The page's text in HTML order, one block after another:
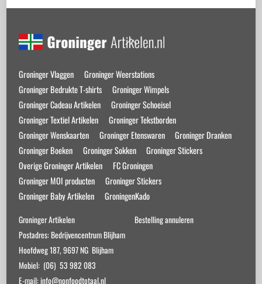
Back
Top
Groninger Vlaggen
Groninger Weerstations
Groninger Bedrukte T-shirts
Groninger Wimpels
Groninger Cadeau Artikelen
Groninger Schoeisel
Groninger Textiel Artikelen
Groninger Tekstborden
Groninger Wenskaarten
Groninger Etenswaren
Groninger Dranken
Groninger Boeken
Groninger Sokken
Groninger Stickers
Overige Groninger Artikelen
FC Groningen
Groninger MOI producten
Groninger Stickers
Groninger Baby Artikelen
GroningenKado
Groninger Artikelen
Postadres: Bedrijvencentrum Blijham
Hoofdweg 187, 9697 NG Blijham
Mobiel: (06) 53 982 083
E-mail: info@nonfoodtotaal.nl
Bestelling annuleren